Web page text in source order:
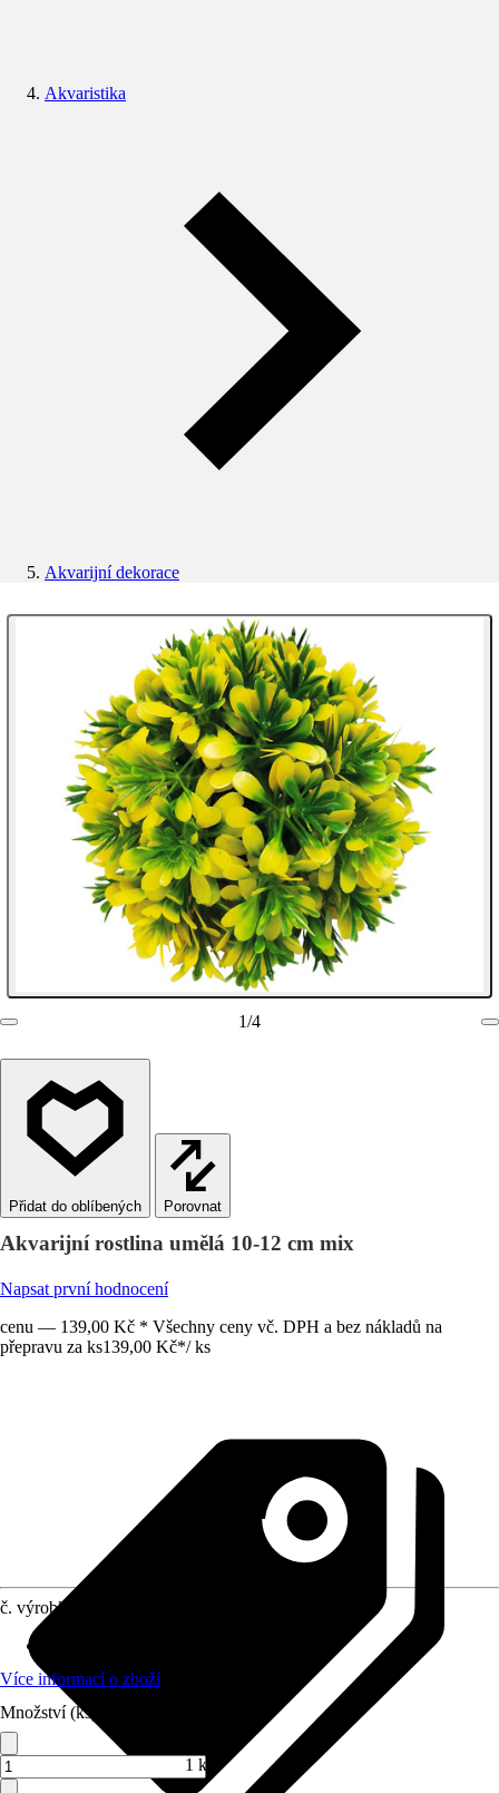
Akvaristika
Akvarijní dekorace
1/4
Porovnat
Akvarijní rostlina umělá 10-12 cm mix
Napsat první hodnocení
cenu — 139,00 Kč * Všechny ceny vč. DPH a bez nákladů na
přepravu za ks139,00 Kč*/ ks
č. výrobku
Více informací o zboží
Množství (ks)
1 ks